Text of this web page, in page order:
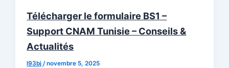
Télécharger le formulaire BS1 –
Support CNAM Tunisie – Conseils &
Actualités
l93bj/novembre 5, 2025